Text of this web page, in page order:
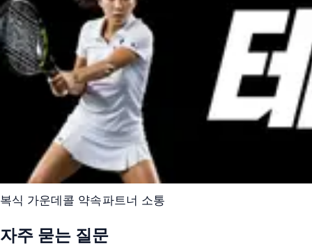
복식 가운데콜 약속파트너 소통
자주 묻는 질문